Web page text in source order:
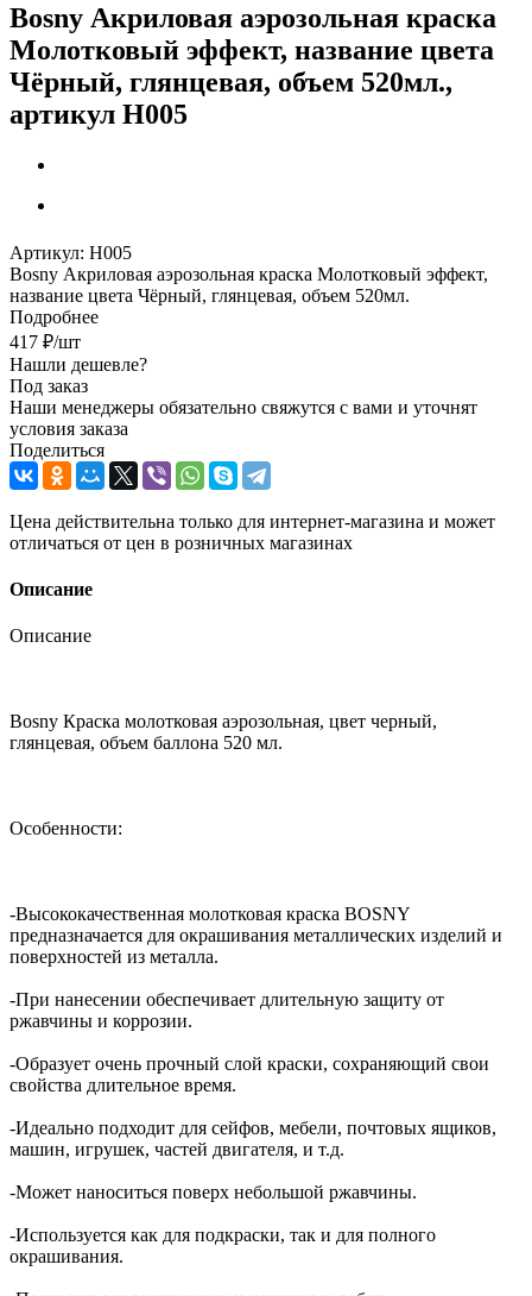
Bosny Акриловая аэрозольная краска
Молотковый эффект, название цвета
Чёрный, глянцевая, объем 520мл.,
артикул H005
Артикул: H005
Bosny Акриловая аэрозольная краска Молотковый эффект,
название цвета Чёрный, глянцевая, объем 520мл.
Подробнее
417 ₽/шт
Нашли дешевле?
Под заказ
Наши менеджеры обязательно свяжутся с вами и уточнят
условия заказа
Поделиться
Цена действительна только для интернет-магазина и может
отличаться от цен в розничных магазинах
Описание
Описание
Bosny Краска молотковая аэрозольная, цвет черный,
глянцевая, объем баллона 520 мл.
Особенности:
-Высококачественная молотковая краска BOSNY
предназначается для окрашивания металлических изделий и
поверхностей из металла.
-При нанесении обеспечивает длительную защиту от
ржавчины и коррозии.
-Образует очень прочный слой краски, сохраняющий свои
свойства длительное время.
-Идеально подходит для сейфов, мебели, почтовых ящиков,
машин, игрушек, частей двигателя, и т.д.
-Может наноситься поверх небольшой ржавчины.
-Используется как для подкраски, так и для полного
окрашивания.